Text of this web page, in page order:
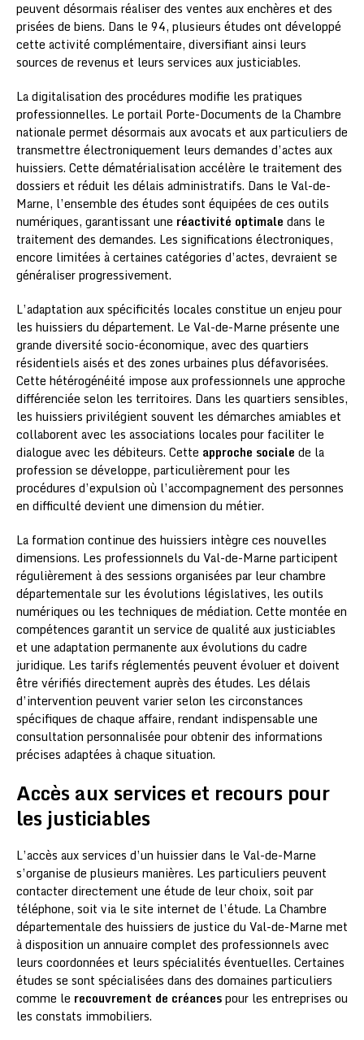
peuvent désormais réaliser des ventes aux enchères et des
prisées de biens. Dans le 94, plusieurs études ont développé
cette activité complémentaire, diversifiant ainsi leurs
sources de revenus et leurs services aux justiciables.
La digitalisation des procédures modifie les pratiques
professionnelles. Le portail Porte-Documents de la Chambre
nationale permet désormais aux avocats et aux particuliers de
transmettre électroniquement leurs demandes d’actes aux
huissiers. Cette dématérialisation accélère le traitement des
dossiers et réduit les délais administratifs. Dans le Val-de-
Marne, l’ensemble des études sont équipées de ces outils
numériques, garantissant une réactivité optimale dans le
traitement des demandes. Les significations électroniques,
encore limitées à certaines catégories d’actes, devraient se
généraliser progressivement.
L’adaptation aux spécificités locales constitue un enjeu pour
les huissiers du département. Le Val-de-Marne présente une
grande diversité socio-économique, avec des quartiers
résidentiels aisés et des zones urbaines plus défavorisées.
Cette hétérogénéité impose aux professionnels une approche
différenciée selon les territoires. Dans les quartiers sensibles,
les huissiers privilégient souvent les démarches amiables et
collaborent avec les associations locales pour faciliter le
dialogue avec les débiteurs. Cette approche sociale de la
profession se développe, particulièrement pour les
procédures d’expulsion où l’accompagnement des personnes
en difficulté devient une dimension du métier.
La formation continue des huissiers intègre ces nouvelles
dimensions. Les professionnels du Val-de-Marne participent
régulièrement à des sessions organisées par leur chambre
départementale sur les évolutions législatives, les outils
numériques ou les techniques de médiation. Cette montée en
compétences garantit un service de qualité aux justiciables
et une adaptation permanente aux évolutions du cadre
juridique. Les tarifs réglementés peuvent évoluer et doivent
être vérifiés directement auprès des études. Les délais
d’intervention peuvent varier selon les circonstances
spécifiques de chaque affaire, rendant indispensable une
consultation personnalisée pour obtenir des informations
précises adaptées à chaque situation.
Accès aux services et recours pour
les justiciables
L’accès aux services d’un huissier dans le Val-de-Marne
s’organise de plusieurs manières. Les particuliers peuvent
contacter directement une étude de leur choix, soit par
téléphone, soit via le site internet de l’étude. La Chambre
départementale des huissiers de justice du Val-de-Marne met
à disposition un annuaire complet des professionnels avec
leurs coordonnées et leurs spécialités éventuelles. Certaines
études se sont spécialisées dans des domaines particuliers
comme le recouvrement de créancespour les entreprises ou
les constats immobiliers.